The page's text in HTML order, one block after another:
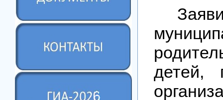
детей,